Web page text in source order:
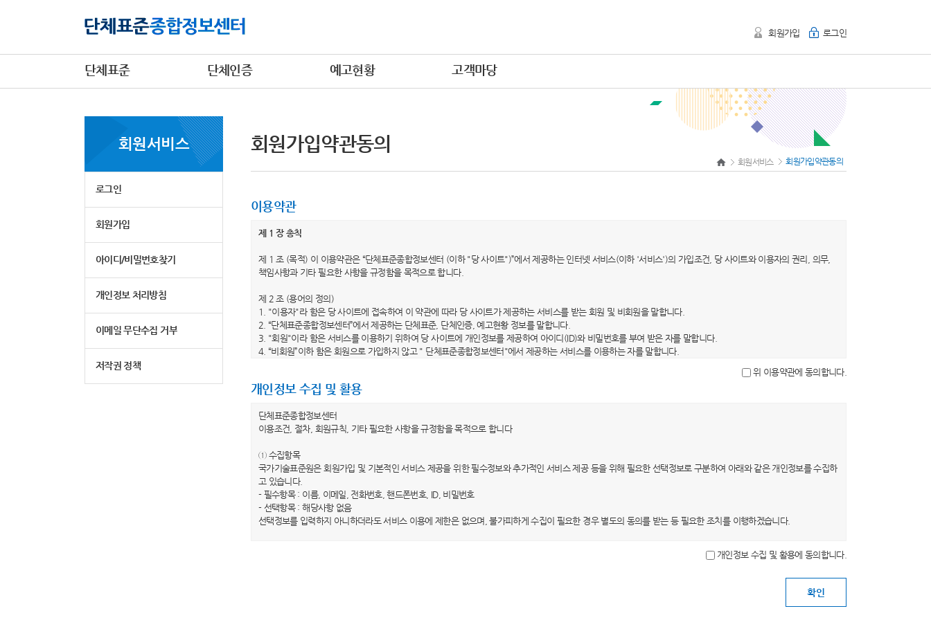
회원가입 로그인
단체표준 단체인증 예고현황 고객마당
회원서비스
로그인
회원가입
아이디/비밀번호찾기
개인정보 처리방침
이메일 무단수집 거부
저작권 정책
회원가입약관동의
회원서비스 회원가입약관동의
이용약관
제 1 장 총칙
제 1 조 (목적) 이 이용약관은 “단체표준종합정보센터 (이하 "당 사이트")”에서 제공하는 인터넷 서비스(이하 '서비스')의 가입조건, 당 사이트와 이용자의 권리, 의무,
책임사항과 기타 필요한 사항을 규정함을 목적으로 합니다.
제 2 조 (용어의 정의)
1. "이용자"라 함은 당 사이트에 접속하여 이 약관에 따라 당 사이트가 제공하는 서비스를 받는 회원 및 비회원을 말합니다.
2. “단체표준종합정보센터”에서 제공하는 단체표준, 단체인증, 예고현황 정보를 말합니다.
3. "회원"이라 함은 서비스를 이용하기 위하여 당 사이트에 개인정보를 제공하여 아이디(ID)와 비밀번호를 부여 받은 자를 말합니다.
4. “비회원”이하 함은 회원으로 가입하지 않고 " 단체표준종합정보센터"에서 제공하는 서비스를 이용하는 자를 말합니다.
6. "비밀번호"라 함은 회원이 자신의 개인정보 및 직접 작성한 비공개 콘텐츠의 보호를 위하여 선정한 문자, 숫자 및 특수문자의 조합을 말합니다.
1. 당 사이트는 이 약관의 내용을 회원이 알 수 있도록 당 사이트의 초기 서비스화면에 게시합니다. 다만, 약관의 내용은 이용자가 연결화면을 통하여 볼 수 있도록 할
수 있습니다.
전부터 적용일자 전일까지 공지합니다. 다만, 회원에게 불리하게 약관내용을 변경하는 경우에는 최소한 30일 이상의 사전 유예기간을 두고 공지합니다. 이 경우 당 사
이트는 개정 전 내용과 개정 후 내용을 명확하게 비교하여 이용자가 알기 쉽도록 표시합니다.
3. 당 사이트가 전항에 따라 개정약관을 공지하면서 “개정일자 적용 이전까지 회원이 명시적으로 거부의 의사표시를 하지 않는 경우 회원이 개정약관에 동의한 것으로
봅니다.”라는 취지를 명확하게 공지하였음에도 회원이 명시적으로 거부의 의사표시를 하지 않은 경우에는 개정약관에 동의한 것으로 봅니다. 회원이 개정약관에 동의
하지 않는 경우 당 사이트 이용계약을 해지할 수 있습니다.
위 이용약관에 동의합니다.
개인정보 수집 및 활용
단체표준종합정보센터
이용조건, 절차, 회원규칙, 기타 필요한 사항을 규정함을 목적으로 합니다
① 수집항목
국가기술표준원은 회원가입 및 기본적인 서비스 제공을 위한 필수정보와 추가적인 서비스 제공 등을 위해 필요한 선택정보로 구분하여 아래와 같은 개인정보를 수집하
고 있습니다.
- 필수항목 : 이름, 이메일, 전화번호, 핸드폰번호, ID, 비밀번호
- 선택항목 : 해당사항 없음
선택정보를 입력하지 아니하더라도 서비스 이용에 제한은 없으며, 불가피하게 수집이 필요한 경우 별도의 동의를 받는 등 필요한 조치를 이행하겠습니다.
국가기술표준원은 수집한 개인정보를 홈페이지 서비스 제공을 위한 회원관리 목적으로만 이용하며, 이용목적이 변경될 경우 별도의 동의를 받는 등 필요한 조치를 이
개인정보 수집 및 활용에 동의합니다.